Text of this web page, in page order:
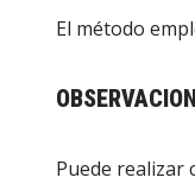
El método
Puede realizar